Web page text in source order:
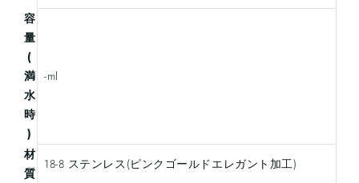
容
量
(
満
水
時
)
-ml
材
質
18-8 ステンレス(ピンクゴールドエレガント加工)